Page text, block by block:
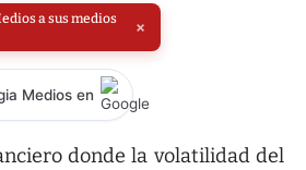
a sus medios
×
Medios en
donde la volatilidad del